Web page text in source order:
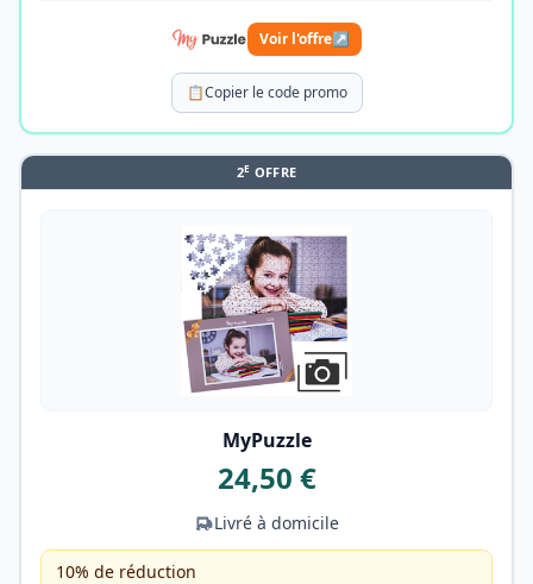
Voir l'offre↗
📋Copier le code promo
2E OFFRE
MyPuzzle
24,50 €
Livré à domicile
10% de réduction